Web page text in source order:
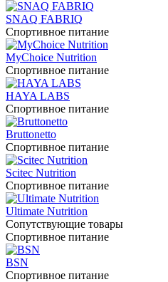
SNAQ FABRIQ
Спортивное питание
MyChoice Nutrition
Спортивное питание
HAYA LABS
Спортивное питание
Bruttonetto
Спортивное питание
Scitec Nutrition
Спортивное питание
Ultimate Nutrition
Сопутствующие товары
Спортивное питание
BSN
Спортивное питание